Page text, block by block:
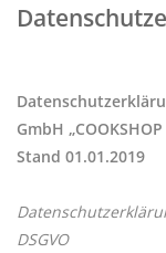
NEU
Buffet
GmbH „COOKSHOP
Stand 01.01.2019
DSGVO